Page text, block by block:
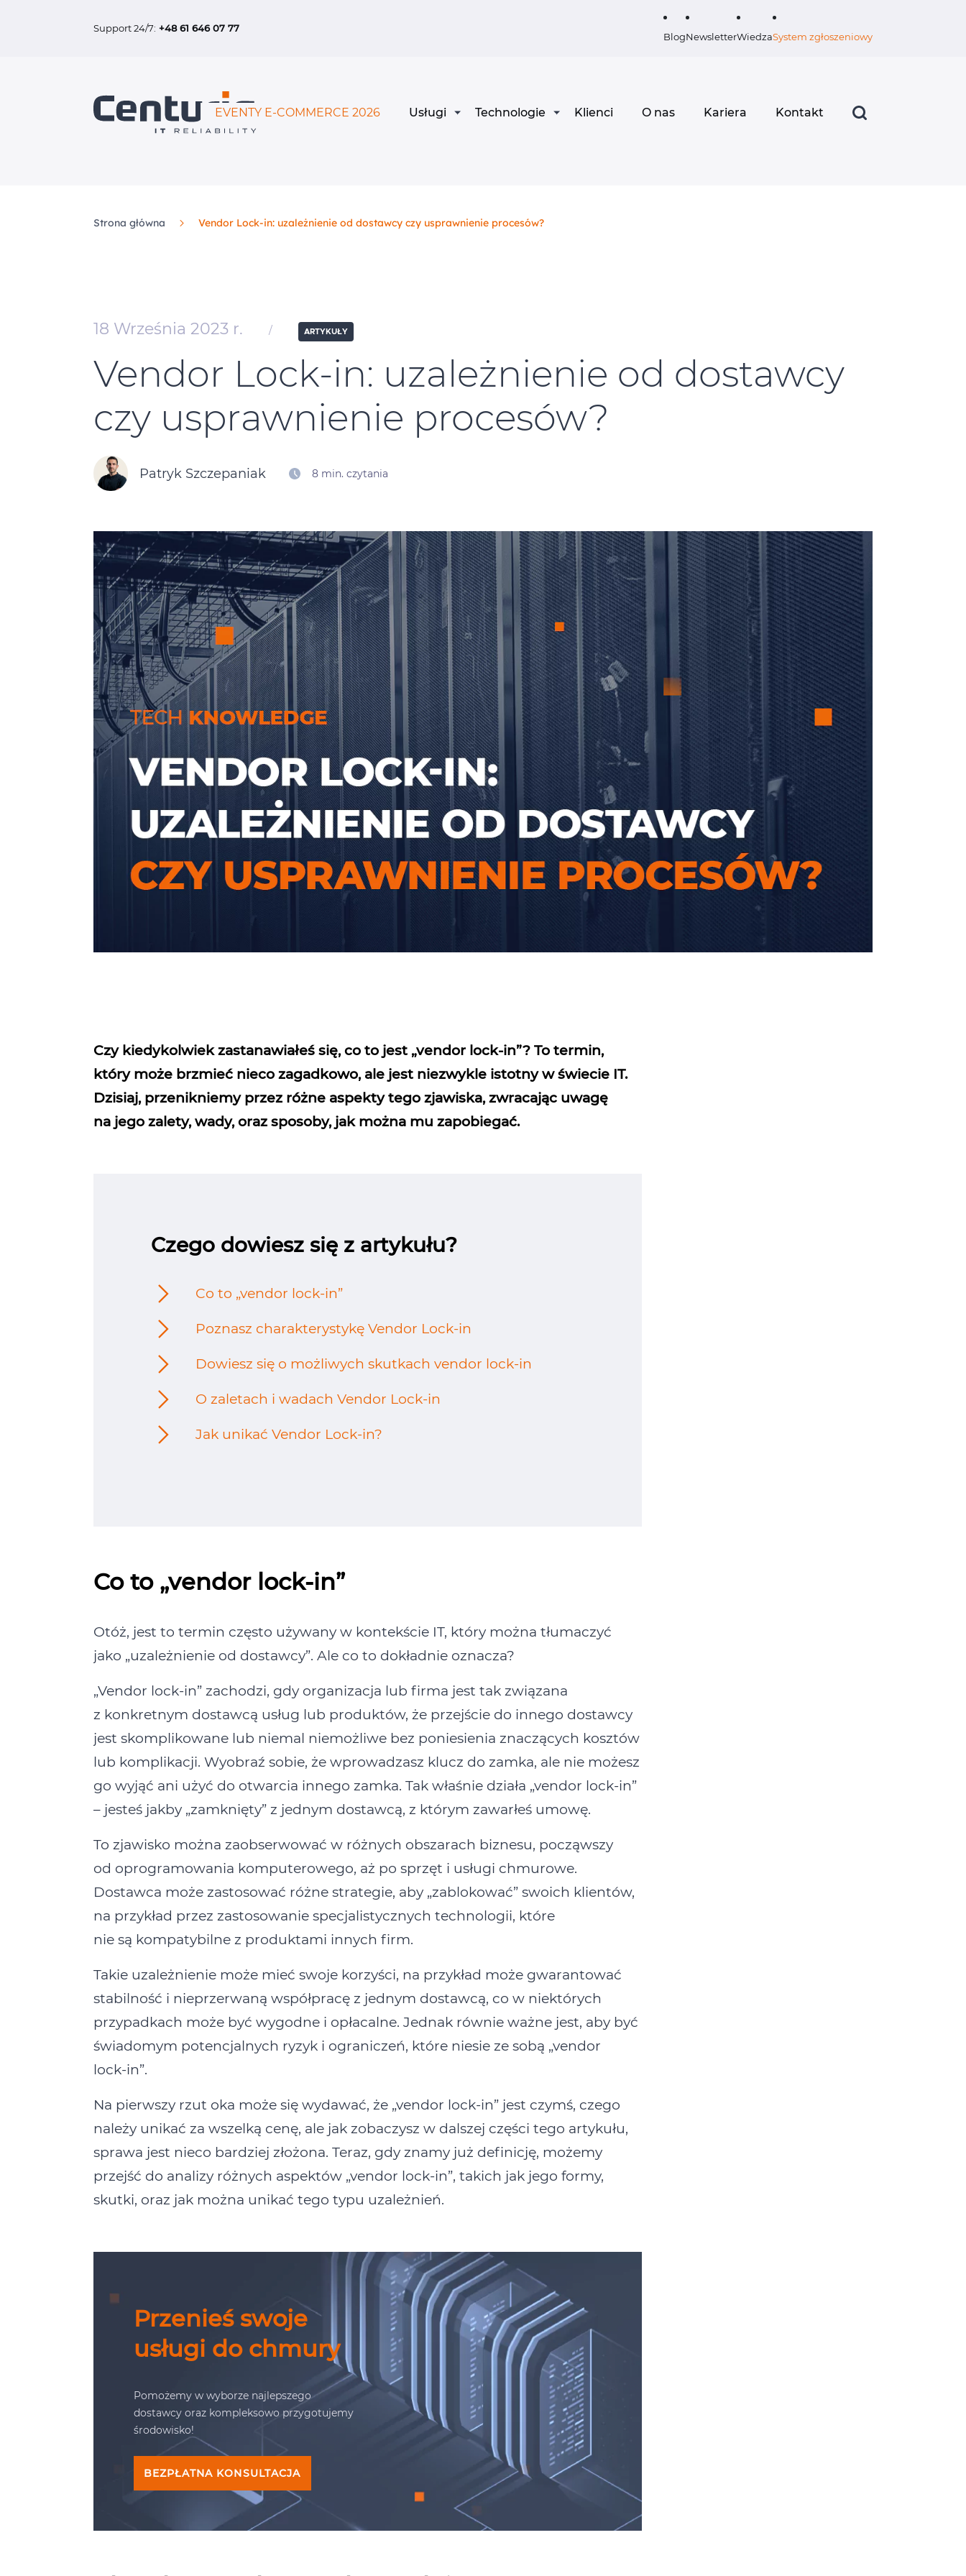
Support 24/7: +48 61 646 07 77
BlogNewsletterWiedzaSystem zgłoszeniowy
EVENTY E-COMMERCE 2026 Usługi Technologie Klienci O nas Kariera Kontakt
Strona główna Vendor Lock-in: uzależnienie od dostawcy czy usprawnienie procesów?
18 Września 2023 r. / ARTYKUŁY
Vendor Lock‑in: uzależnienie od dostawcy
czy usprawnienie procesów?
Patryk Szczepaniak 8 min. czytania
Czy kiedykolwiek zastanawiałeś się, co to jest „vendor lock‑in”? To termin,
który może brzmieć nieco zagadkowo, ale jest niezwykle istotny w świecie IT.
Dzisiaj, przenikniemy przez różne aspekty tego zjawiska, zwracając uwagę
na jego zalety, wady, oraz sposoby, jak można mu zapobiegać.
Czego dowiesz się z artykułu?
Co to „vendor lock-in”
Poznasz charakterystykę Vendor Lock-in
Dowiesz się o możliwych skutkach vendor lock-in
O zaletach i wadach Vendor Lock-in
Jak unikać Vendor Lock-in?
Co to „vendor lock‑in”
Otóż, jest to termin często używany w kontekście IT, który można tłumaczyć
jako „uzależnienie od dostawcy”. Ale co to dokładnie oznacza?
„Vendor lock‑in” zachodzi, gdy organizacja lub firma jest tak związana
z konkretnym dostawcą usług lub produktów, że przejście do innego dostawcy
jest skomplikowane lub niemal niemożliwe bez poniesienia znaczących kosztów
lub komplikacji. Wyobraź sobie, że wprowadzasz klucz do zamka, ale nie możesz
go wyjąć ani użyć do otwarcia innego zamka. Tak właśnie działa „vendor lock‑in”
– jesteś jakby „zamknięty” z jednym dostawcą, z którym zawarłeś umowę.
To zjawisko można zaobserwować w różnych obszarach biznesu, począwszy
od oprogramowania komputerowego, aż po sprzęt i usługi chmurowe.
Dostawca może zastosować różne strategie, aby „zablokować” swoich klientów,
na przykład przez zastosowanie specjalistycznych technologii, które
nie są kompatybilne z produktami innych firm.
Takie uzależnienie może mieć swoje korzyści, na przykład może gwarantować
stabilność i nieprzerwaną współpracę z jednym dostawcą, co w niektórych
przypadkach może być wygodne i opłacalne. Jednak równie ważne jest, aby być
świadomym potencjalnych ryzyk i ograniczeń, które niesie ze sobą „vendor
lock‑in”.
Na pierwszy rzut oka może się wydawać, że „vendor lock‑in” jest czymś, czego
należy unikać za wszelką cenę, ale jak zobaczysz w dalszej części tego artykułu,
sprawa jest nieco bardziej złożona. Teraz, gdy znamy już definicję, możemy
przejść do analizy różnych aspektów „vendor lock‑in”, takich jak jego formy,
skutki, oraz jak można unikać tego typu uzależnień.
Przenieś swoje
usługi do chmury
Pomożemy w wyborze najlepszego
dostawcy oraz kompleksowo przygotujemy
środowisko!
BEZPŁATNA KONSULTACJA